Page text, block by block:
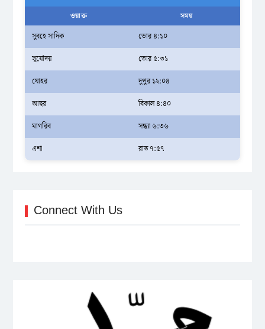
ওয়াক্ত সময়
সুবহে সাদিক
ভোর ৪:১০
সূর্যোদয়
ভোর ৫:৩১
যোহর
দুপুর ১২:০৪
আছর
বিকাল ৪:৪০
মাগরিব
সন্ধ্যা ৬:৩৬
এশা
রাত ৭:৫৭
Connect With Us